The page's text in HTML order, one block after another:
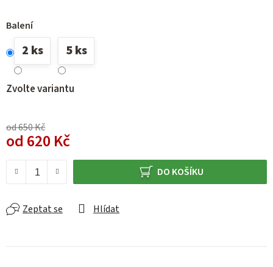
Balení
2 ks 5 ks
Zvolte variantu
od 650 Kč
od 620 Kč
DO KOŠÍKU
Zeptat se Hlídat